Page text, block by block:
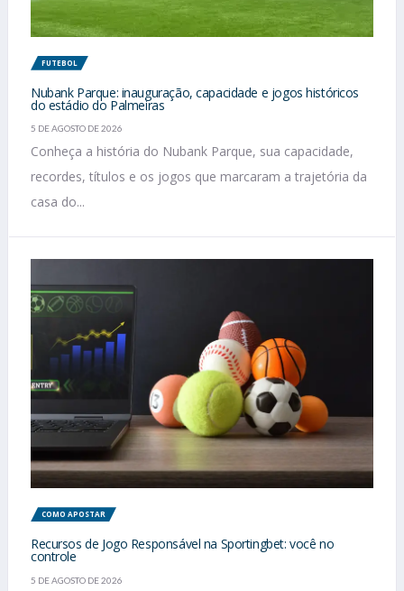
FUTEBOL
Nubank Parque: inauguração, capacidade e jogos históricos
do estádio do Palmeiras
5 DE AGOSTO DE 2026
Conheça a história do Nubank Parque, sua capacidade,
recordes, títulos e os jogos que marcaram a trajetória da
casa do...
COMO APOSTAR
Recursos de Jogo Responsável na Sportingbet: você no
controle
5 DE AGOSTO DE 2026